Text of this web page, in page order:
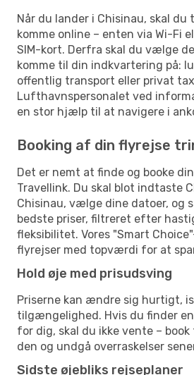
Når du lander i Chisinau, skal
komme online – enten via Wi-Fi
SIM-kort. Derfra skal du vælge
komme til din indkvartering på:
offentlig transport eller privat
Lufthavnspersonalet ved
en stor hjælp til at navigere i
Booking af din flyrejse
Det er nemt at finde og booke
Travellink. Du skal blot indtaste
Chisinau, vælge dine datoer, og
bedste priser, filtreret efter
fleksibilitet. Vores "Smart
flyrejser med topværdi for at
Hold øje med prisudsving
Priserne kan ændre sig hurtigt,
tilgængelighed. Hvis du finder
for dig, skal du ikke vente –
den og undgå overraskelser
Sidste øjebliks rejseplaner